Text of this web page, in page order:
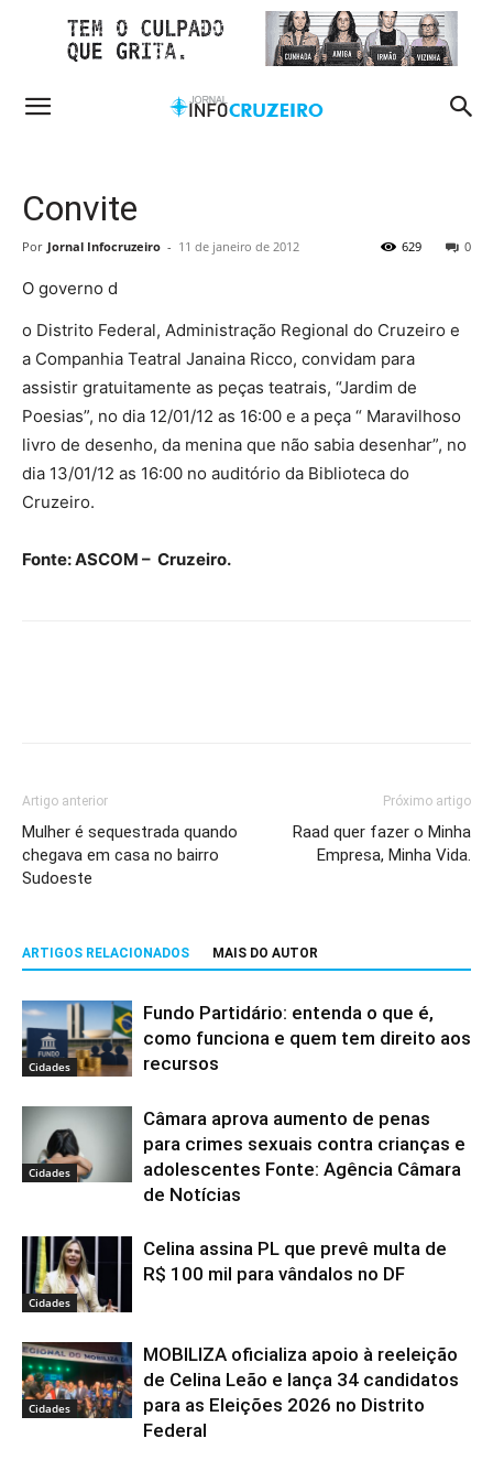
Convite
Por Jornal Infocruzeiro - 11 de janeiro de 2012 0
629
O governo d
o Distrito Federal, Administração Regional do Cruzeiro e
a Companhia Teatral Janaina Ricco, convidam para
assistir gratuitamente as peças teatrais, “Jardim de
Poesias”, no dia 12/01/12 as 16:00 e a peça “ Maravilhoso
livro de desenho, da menina que não sabia desenhar”, no
dia 13/01/12 as 16:00 no auditório da Biblioteca do
Cruzeiro.
Fonte: ASCOM – Cruzeiro.
Artigo anterior
Mulher é sequestrada quando
chegava em casa no bairro
Sudoeste
Próximo artigo
Raad quer fazer o Minha
Empresa, Minha Vida.
ARTIGOS RELACIONADOS MAIS DO AUTOR
Cidades
Fundo Partidário: entenda o que é,
como funciona e quem tem direito aos
recursos
Cidades
Câmara aprova aumento de penas
para crimes sexuais contra crianças e
adolescentes Fonte: Agência Câmara
de Notícias
Cidades
Celina assina PL que prevê multa de
R$ 100 mil para vândalos no DF
Cidades
MOBILIZA oficializa apoio à reeleição
de Celina Leão e lança 34 candidatos
para as Eleições 2026 no Distrito
Federal